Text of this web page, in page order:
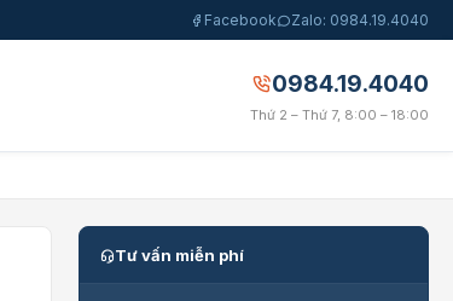
Facebook Zalo: 0984.19.4040
0984.19.4040
Thứ 2 – Thứ 7, 8:00 – 18:00
Tư vấn miễn phí